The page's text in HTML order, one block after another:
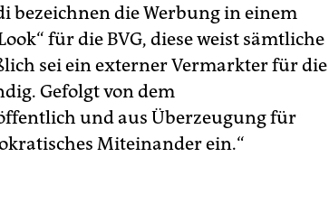
bezeichnen die Werbung in einem
für die BVG, diese weist sämtliche
sei ein externer Vermarkter für die
Gefolgt von dem
und aus Überzeugung für
Miteinander ein.“